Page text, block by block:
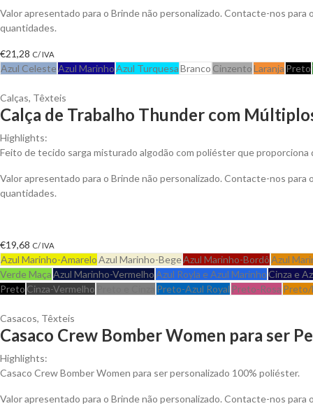
Valor apresentado para o Brinde não personalizado. Contacte-nos
quantidades.
€21,28 C/ IVA
Azul CelesteAzul MarinhoAzul TurquesaBranco CinzentoLaranja Preto
Calças, Têxteis
Calça de Trabalho Thunder com
Highlights:
Feito de tecido sarga misturado algodão com poliéster que proporciona
Valor apresentado para o Brinde não personalizado. Contacte-nos
quantidades.
€19,68 C/ IVA
Azul Marinho-AmareloAzul Marinho-BegeAzul Marinho-BordôAzul
Verde MaçaAzul Marinho-VermelhoAzul Royla e Azul Marinho Cinza e
Preto Cinza-Vermelho Preto-Azul Royal Preto-Rosa Preto/
Casacos, Têxteis
Casaco Crew Bomber Women para ser
Highlights:
Casaco Crew Bomber Women para ser personalizado 100% poliéster.
Valor apresentado para o Brinde não personalizado. Contacte-nos